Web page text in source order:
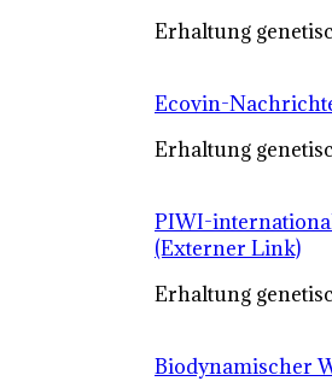
Erhaltung
Ecovin-
Erhaltung
PIWI-
(Externer Link)
Erhaltung
Biodynamischer